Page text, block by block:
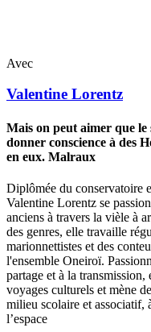
Avec
Valentine Lorentz
Mais on peut aimer que
donner conscience à des
en eux. Malraux
Diplômée du conservatoire
Valentine Lorentz se
anciens à travers la vièle à
des genres, elle travaille
marionnettistes et des
l'ensemble Oneiroï.
partage et à la
voyages culturels et mène
milieu scolaire et associatif,
l’espace